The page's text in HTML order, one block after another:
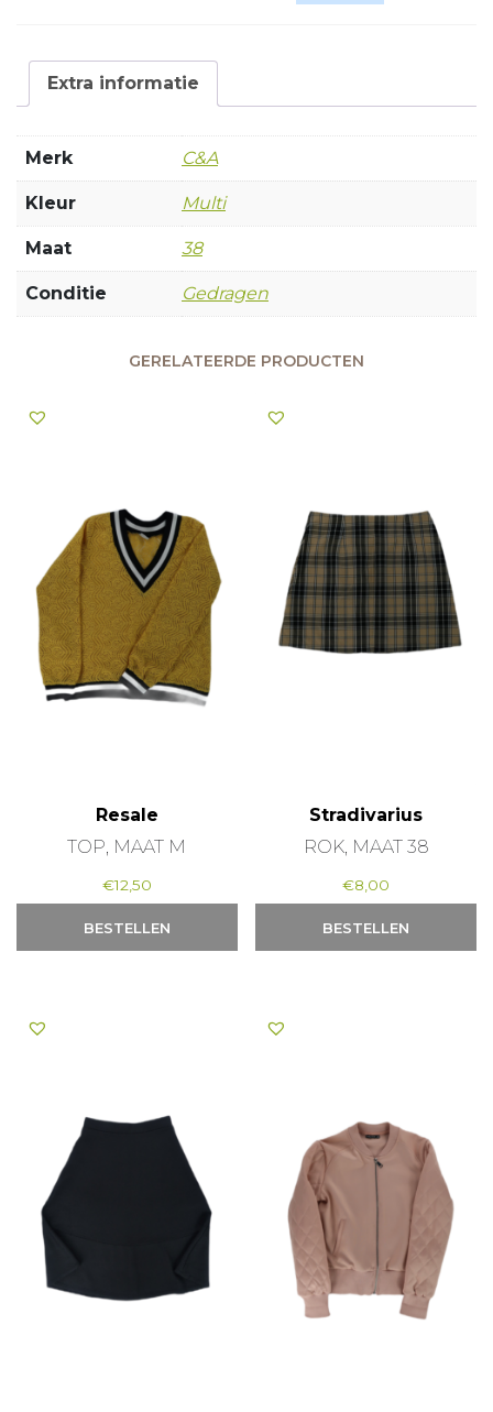
Extra informatie
Merk C&A
Kleur Multi
Maat 38
Conditie Gedragen
GERELATEERDE PRODUCTEN
Resale
TOP, MAAT M
€12,50
BESTELLEN
Stradivarius
ROK, MAAT 38
€8,00
BESTELLEN